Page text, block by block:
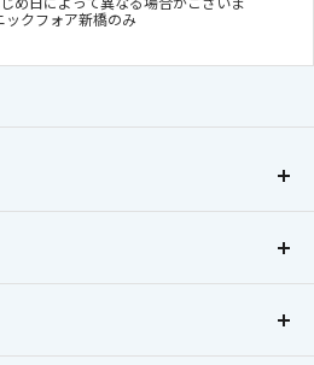
め日によって異なる場合がございま
クフォア新橋のみ